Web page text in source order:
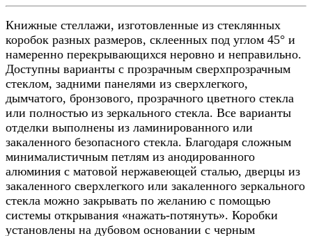
Книжные стеллажи, изготовленные из стеклянных
коробок разных размеров, склеенных под углом 45° и
намеренно перекрывающихся неровно и неправильно.
Доступны варианты с прозрачным сверхпрозрачным
стеклом, задними панелями из сверхлегкого,
дымчатого, бронзового, прозрачного цветного стекла
или полностью из зеркального стекла. Все варианты
отделки выполнены из ламинированного или
закаленного безопасного стекла. Благодаря сложным
минималистичным петлям из анодированного
алюминия с матовой нержавеющей сталью, дверцы из
закаленного сверхлегкого или закаленного зеркального
стекла можно закрывать по желанию с помощью
системы открывания «нажать-потянуть». Коробки
установлены на дубовом основании с черным